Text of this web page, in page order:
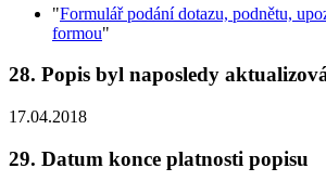
"Formulář podání dotazu, podnětu,
formou"
28. Popis byl naposledy
17.04.2018
29. Datum konce platnosti popisu